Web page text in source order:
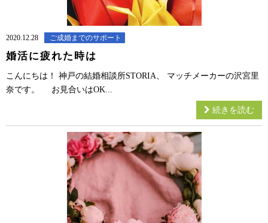
2020.12.28 ご成婚までのサポート
婚活に疲れた時は
こんにちは！ 神戸の結婚相談所STORIA、 マッチメーカーの沢宮里
奈です。 お見合いはOK...
続きを読む